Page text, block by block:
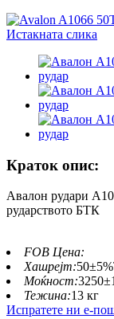
Краток опис:
Авалон рудари
рударството БТК
FOB Цена:
Хашрејт:
Моќност:
Тежина:13 кг
Испратете ни е-